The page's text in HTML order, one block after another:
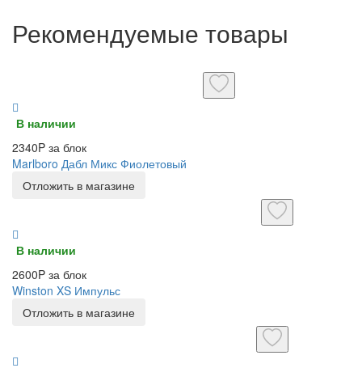
Рекомендуемые товары
В наличии
2340P за блок
Marlboro Дабл Микс Фиолетовый
Отложить в магазине
В наличии
2600P за блок
Winston XS Импульс
Отложить в магазине